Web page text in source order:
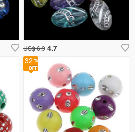
US$ 6.9 4.7
32